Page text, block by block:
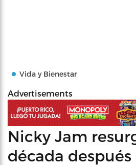
Vida y Bienestar
Advertisements
Nicky Jam
década después